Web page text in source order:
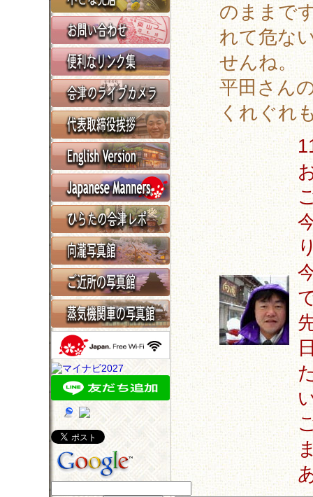
のままで
れて危な
せんね。
平田さん
くれぐれ